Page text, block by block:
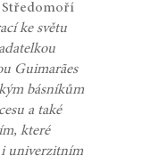
Středomoří
ke světu
Guimarães
básníkům
a také
které
i univerzitním